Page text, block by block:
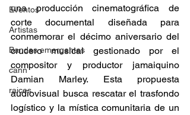
Eventos
Artistas
Bandas emergentes
cann
raices
una producción cinematográfica de
corte documental diseñada para
conmemorar el décimo aniversario del
crucero musical gestionado por el
compositor y productor jamaiquino
Damian Marley. Esta propuesta
audiovisual busca rescatar el trasfondo
logístico y la mística comunitaria de un